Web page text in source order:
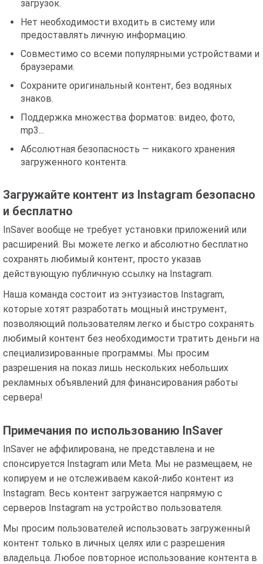
загрузок.
Нет необходимости входить в систему или
предоставлять личную информацию.
Совместимо со всеми популярными устройствами и
браузерами.
Сохраните оригинальный контент, без водяных
знаков.
Поддержка множества форматов: видео, фото,
mp3...
Абсолютная безопасность — никакого хранения
загруженного контента.
Загружайте контент из Instagram безопасно
и бесплатно
InSaver вообще не требует установки приложений или
расширений. Вы можете легко и абсолютно бесплатно
сохранять любимый контент, просто указав
действующую публичную ссылку на Instagram.
Наша команда состоит из энтузиастов Instagram,
которые хотят разработать мощный инструмент,
позволяющий пользователям легко и быстро сохранять
любимый контент без необходимости тратить деньги на
специализированные программы. Мы просим
разрешения на показ лишь нескольких небольших
рекламных объявлений для финансирования работы
сервера!
Примечания по использованию InSaver
InSaver не аффилирована, не представлена ​​и не
спонсируется Instagram или Meta. Мы не размещаем, не
копируем и не отслеживаем какой-либо контент из
Instagram. Весь контент загружается напрямую с
серверов Instagram на устройство пользователя.
Мы просим пользователей использовать загруженный
контент только в личных целях или с разрешения
владельца. Любое повторное использование контента в